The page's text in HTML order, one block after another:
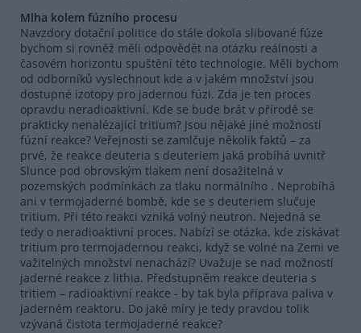
Mlha kolem fúzního procesu
Navzdory dotační politice do stále dokola slibované fúze
bychom si rovněž měli odpovědět na otázku reálnosti a
časovém horizontu spuštění této technologie. Měli bychom
od odborníků vyslechnout kde a v jakém množství jsou
dostupné izotopy pro jadernou fúzi. Zda je ten proces
opravdu neradioaktivní. Kde se bude brát v přírodě se
prakticky nenalézající tritium? Jsou nějaké jiné možnosti
fúzní reakce? Veřejnosti se zamlčuje několik faktů – za
prvé, že reakce deuteria s deuteriem jaká probíhá uvnitř
Slunce pod obrovským tlakem není dosažitelná v
pozemských podmínkách za tlaku normálního . Neprobíhá
ani v termojaderné bombě, kde se s deuteriem slučuje
tritium. Při této reakci vzniká volný neutron. Nejedná se
tedy o neradioaktivní proces. Nabízí se otázka, kde získávat
tritium pro termojadernou reakci, když se volné na Zemi ve
važitelných množství nenachází? Uvažuje se nad možností
jaderné reakce z lithia. Předstupněm reakce deuteria s
tritiem – radioaktivní reakce - by tak byla příprava paliva v
jaderném reaktoru. Do jaké míry je tedy pravdou tolik
vzývaná čistota termojaderné reakce?